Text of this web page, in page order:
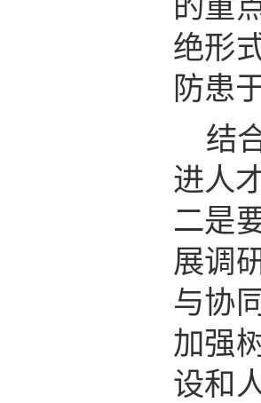
绝形
防患
结
进人
二是
展调
与协
加强
设和